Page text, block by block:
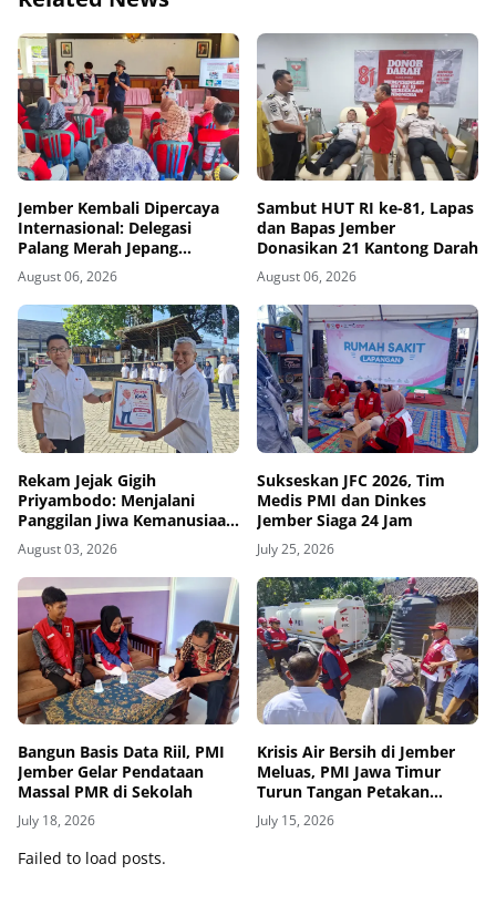
Jember Kembali Dipercaya
Internasional: Delegasi
Palang Merah Jepang
Perkuat Kesiapsiagaan
Bencana di Kawasan Pesisir
dan Sekolah
August 06, 2026
Sambut HUT RI ke-81, Lapas
dan Bapas Jember
Donasikan 21 Kantong Darah
August 06, 2026
Rekam Jejak Gigih
Priyambodo: Menjalani
Panggilan Jiwa Kemanusiaan
dari Bangku Sekolah hingga
Purna Tugas di PMI
August 03, 2026
Sukseskan JFC 2026, Tim
Medis PMI dan Dinkes
Jember Siaga 24 Jam
July 25, 2026
Bangun Basis Data Riil, PMI
Jember Gelar Pendataan
Massal PMR di Sekolah
July 18, 2026
Krisis Air Bersih di Jember
Meluas, PMI Jawa Timur
Turun Tangan Petakan
Dampak El Nino Panjang
July 15, 2026
Failed to load posts.